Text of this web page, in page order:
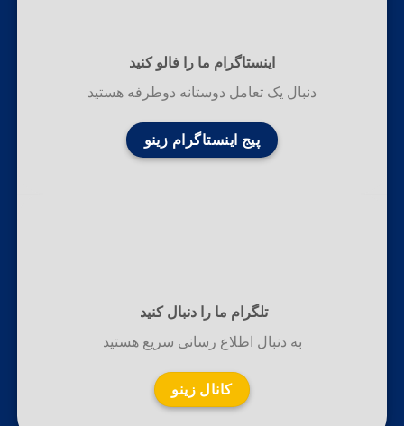
اینستاگرام ما را فالو کنید
دنبال یک تعامل دوستانه دوطرفه هستید
پیج اینستاگرام زینو
تلگرام ما را دنبال کنید
به دنبال اطلاع رسانی سریع هستید
کانال زینو